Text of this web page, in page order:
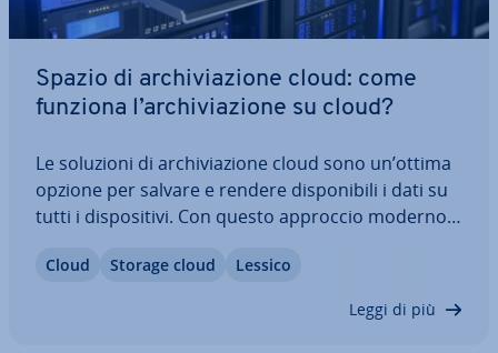
Spazio di ar­chi­via­zio­ne cloud: come
funziona l’ar­chi­via­zio­ne su cloud?
Le soluzioni di ar­chi­via­zio­ne cloud sono un’ottima
opzione per salvare e rendere di­spo­ni­bi­li i dati su
tutti i di­spo­si­ti­vi. Con questo approccio moderno
disporre di un hardware proprio. Ma cos’è esat­ta­
Cloud Storage cloud Lessico
Leggi di più